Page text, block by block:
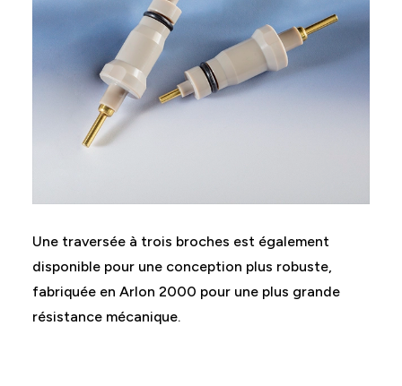
Une traversée à trois broches est également
disponible pour une conception plus robuste,
fabriquée en Arlon 2000 pour une plus grande
résistance mécanique.